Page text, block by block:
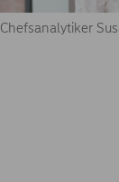
Chefsanalytiker